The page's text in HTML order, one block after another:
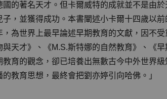
的著名天才。但卡爾威特的成就並不是由
，並獲得成功。本書闡述小卡爾十四歲以
為世界上最早論述早期教育的文獻，因不
天才》、《M.S.斯特娜的自然教育》、《早
教育的觀念，卻已培養出無數古今中外世界
教育思想，最終會把劉亦婷引向哈佛。」